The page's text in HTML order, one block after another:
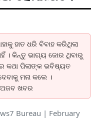
ହାତ ଧରି ବିବାହ କରିଥିଲା
। କିନ୍ତୁ ଭାଗ୍ୟ ଜୋର ଥିବାରୁ
କଥା ପିଲାଙ୍କ ଭବିଷ୍ୟତ
ମନା କଲେ ।
ଖବର
Bureau | February